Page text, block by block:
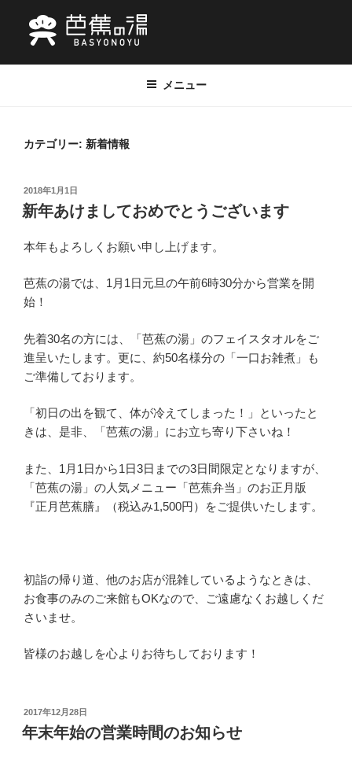
ン
松島日帰り天然温泉・お食事処 芭蕉
お食事処や鉱石風呂（別料金）もあり一日の疲れをごゆっくりお寛ぎく
メニュー
カテゴリー: 新着情報
投
稿
日:
2018年1月1日
新年あけましておめでとうございます
本年もよろしくお願い申し上げます。
芭蕉の湯では、1月1日元旦の午前6時30分から営業を開
始！
先着30名の方には、「芭蕉の湯」のフェイスタオルをご
進呈いたします。更に、約50名様分の「一口お雑煮」も
ご準備しております。
「初日の出を観て、体が冷えてしまった！」といったと
きは、是非、「芭蕉の湯」にお立ち寄り下さいね！
また、1月1日から1日3日までの3日間限定となりますが、
「芭蕉の湯」の人気メニュー「芭蕉弁当」のお正月版
『正月芭蕉膳』（税込み1,500円）をご提供いたします。
初詣の帰り道、他のお店が混雑しているようなときは、
お食事のみのご来館もOKなので、ご遠慮なくお越しくだ
さいませ。
皆様のお越しを心よりお待ちしております！
投
稿
日:
2017年12月28日
年末年始の営業時間のお知らせ